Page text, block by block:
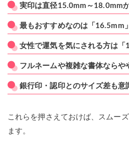
実印は直径15.0mm～18.0mm
最もおすすめなのは「16.5mm」
女性で運気を気にされる方は「
フルネームや複雑な書体ならや
銀行印・認印とのサイズ差も意
これらを押さえておけば、スムー
ます。